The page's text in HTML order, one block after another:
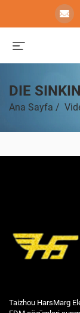
DIE
Ana Sayfa /
Taizhou HarsMarg